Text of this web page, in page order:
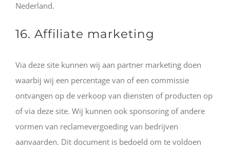
Nederland.
16. Affiliate marketing
Via deze site kunnen wij aan partner marketing doen
waarbij wij een percentage van of een commissie
ontvangen op de verkoop van diensten of producten op
of via deze site. Wij kunnen ook sponsoring of andere
vormen van reclamevergoeding van bedrijven
aanvaarden. Dit document is bedoeld om te voldoen